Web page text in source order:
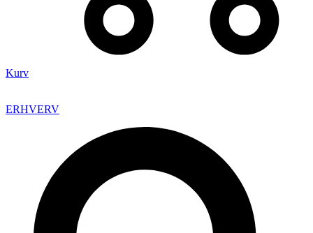
Kurv
ERHVERV